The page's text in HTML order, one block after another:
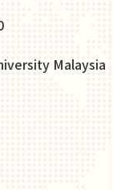
Malaysia